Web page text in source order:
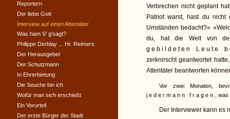
Verbrechen nicht geplant
Patriot warst, hast du nicht
Umständen bedacht?«
du, hat die Welt von
gebildeten Leute
zerknirscht geantwortet
Attentäter beantworten
Vor zwei Monaten,
jedermann fragen
,
Der Interviewer kann es
Reportern
Der liebe Gott
Interview auf einen Attentäter
Was ham S' g'sagt?
Philippe Derblay ... Hr. Reimers
Der Herausgeber
Der Schutzmann
In Ehrerbietung
Die Seuche bin ich
Wofür man sich erschießt
Ein Vorurteil
Der erste Bürger der Stadt